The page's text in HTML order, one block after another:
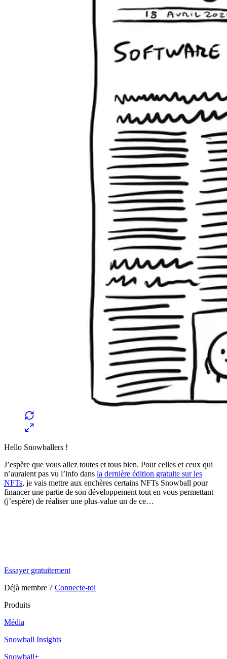
Hello Snowballers !
J’espère que vous allez toutes et tous bien. Pour celles et ceux qui
n’auraient pas vu l’info dans la dernière édition gratuite sur les
NFTs, je vais mettre aux enchères certains NFTs Snowball pour
financer une partie de son développement tout en vous permettant
(j’espère) de réaliser une plus-value un de ce…
Essayer gratuitement
Déjà membre ? Connecte-toi
Produits
Média
Snowball Insights
Snowball+